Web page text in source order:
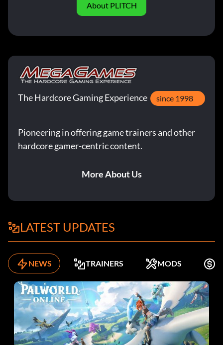
About PLITCH
The Hardcore Gaming Experience since 1998
Pioneering in offering game trainers and other
hardcore gamer-centric content.
More About Us
LATEST UPDATES
NEWS TRAINERS MODS